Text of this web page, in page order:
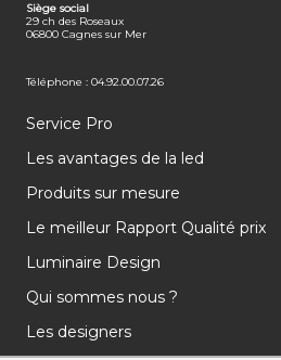
Siège social
29 ch des Roseaux
06800 Cagnes sur Mer
Téléphone : 04.92.00.07.26
Service Pro
Les avantages de la led
Produits sur mesure
Le meilleur Rapport Qualité prix
Luminaire Design
Qui sommes nous ?
Les designers